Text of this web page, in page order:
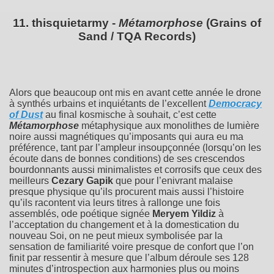
11. thisquietarmy - Métamorphose (Grains of
Sand / TQA Records)
Alors que beaucoup ont mis en avant cette année le drone
à synthés urbains et inquiétants de l’excellentDemocracy
of Dust au final kosmische à souhait, c’est cette
Métamorphose métaphysique aux monolithes de lumière
noire aussi magnétiques qu’imposants qui aura eu ma
préférence, tant par l’ampleur insoupçonnée (lorsqu’on les
écoute dans de bonnes conditions) de ses crescendos
bourdonnants aussi minimalistes et corrosifs que ceux des
meilleurs Cezary Gapik que pour l’enivrant malaise
presque physique qu’ils procurent mais aussi l’histoire
qu’ils racontent via leurs titres à rallonge une fois
assemblés, ode poétique signée Meryem Yildiz à
l’acceptation du changement et à la domestication du
nouveau Soi, on ne peut mieux symbolisée par la
sensation de familiarité voire presque de confort que l’on
finit par ressentir à mesure que l’album déroule ses 128
minutes d’introspection aux harmonies plus ou moins